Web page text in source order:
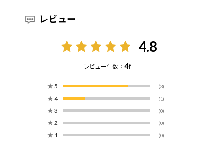
レビュー
4.8
レビュー件数：4件
★ 5 (3)
★ 4 (1)
★ 3 (0)
★ 2 (0)
★ 1 (0)